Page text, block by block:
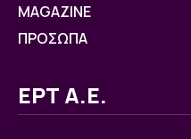
MAGAZINE
ΠΡΟΣΩΠΑ
ΕΡΤ Α.Ε.